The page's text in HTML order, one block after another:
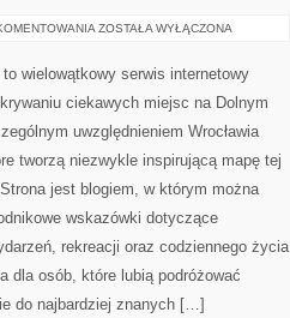
LUBIN
ZOSTAŁA WYŁĄCZONA
to wielowątkowy serwis internetowy
ciekawych miejsc na Dolnym
uwzględnieniem Wrocławia
tworzą niezwykle inspirującą mapę tej
jest blogiem, w którym można
wskazówki dotyczące
rekreacji oraz codziennego życia
dla osób, które lubią podróżować
do najbardziej znanych […]